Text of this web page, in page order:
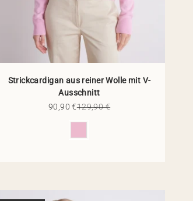
Strickcardigan aus reiner Wolle mit V-
Ausschnitt
Angebot
90,90 €Regulärer Preis
129,90 €